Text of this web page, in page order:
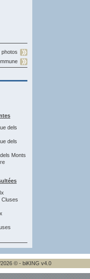
dels
dels
Monts
Cluses
© - biKING v4.0